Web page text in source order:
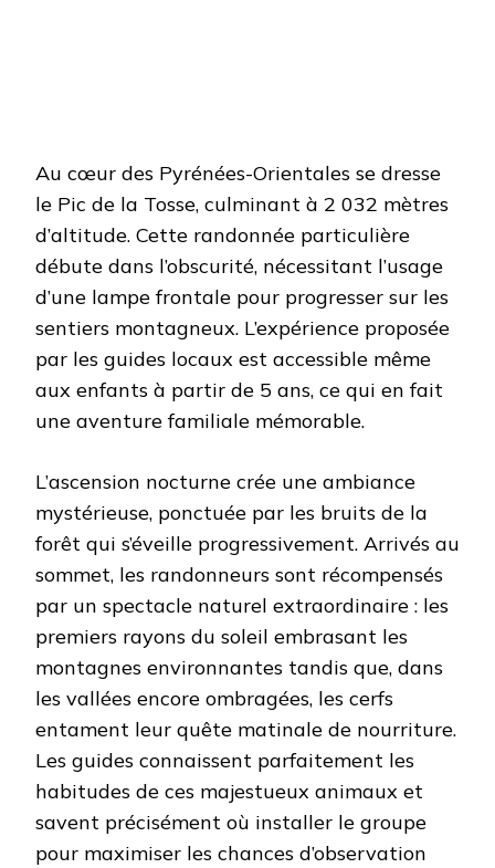
Au cœur des Pyrénées-Orientales se dresse
le Pic de la Tosse, culminant à 2 032 mètres
d’altitude. Cette randonnée particulière
débute dans l’obscurité, nécessitant l’usage
d’une lampe frontale pour progresser sur les
sentiers montagneux. L’expérience proposée
par les guides locaux est accessible même
aux enfants à partir de 5 ans, ce qui en fait
une aventure familiale mémorable.
L’ascension nocturne crée une ambiance
mystérieuse, ponctuée par les bruits de la
forêt qui s’éveille progressivement. Arrivés au
sommet, les randonneurs sont récompensés
par un spectacle naturel extraordinaire : les
premiers rayons du soleil embrasant les
montagnes environnantes tandis que, dans
les vallées encore ombragées, les cerfs
entament leur quête matinale de nourriture.
Les guides connaissent parfaitement les
habitudes de ces majestueux animaux et
savent précisément où installer le groupe
pour maximiser les chances d’observation